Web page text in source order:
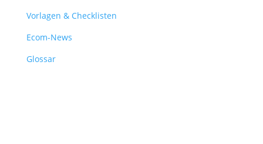
Vorlagen & Checklisten
Ecom-News
Glossar